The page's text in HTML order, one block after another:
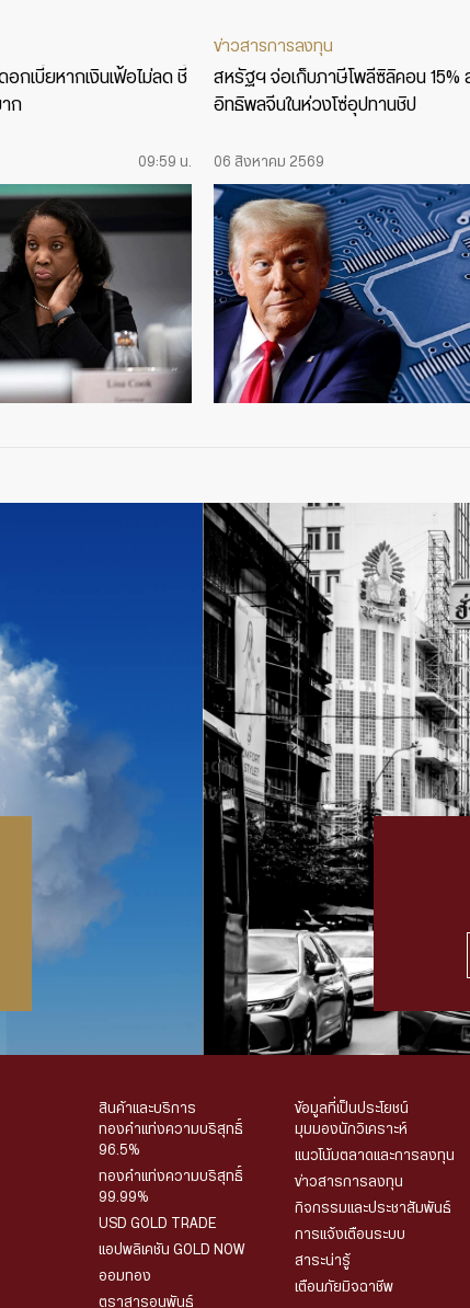
กเบี้ยหากเงินเฟ้อไม่ลด ชี้
ก
09:59 น.
ข่าวสารการลงทุน
สหรัฐฯ จ่อเก็บภาษีโพลีซิลิคอน 15%
อิทธิพลจีนในห่วงโซ่อุปทานชิป
06 สิงหาคม 2569
สินค้าและบริการ
ทองคำแท่งความบริสุทธิ์
96.5%
ทองคำแท่งความบริสุทธิ์
99.99%
USD GOLD TRADE
แอปพลิเคชัน GOLD NOW
ออมทอง
ตราสารอนุพันธ์
ข้อมูลที่เป็นประโยชน์
มุมมองนักวิเคราะห์
แนวโน้มตลาดและการลงทุน
ข่าวสารการลงทุน
กิจกรรมและประชาสัมพันธ์
การแจ้งเตือนระบบ
สาระน่ารู้
เตือนภัยมิจฉาชีพ